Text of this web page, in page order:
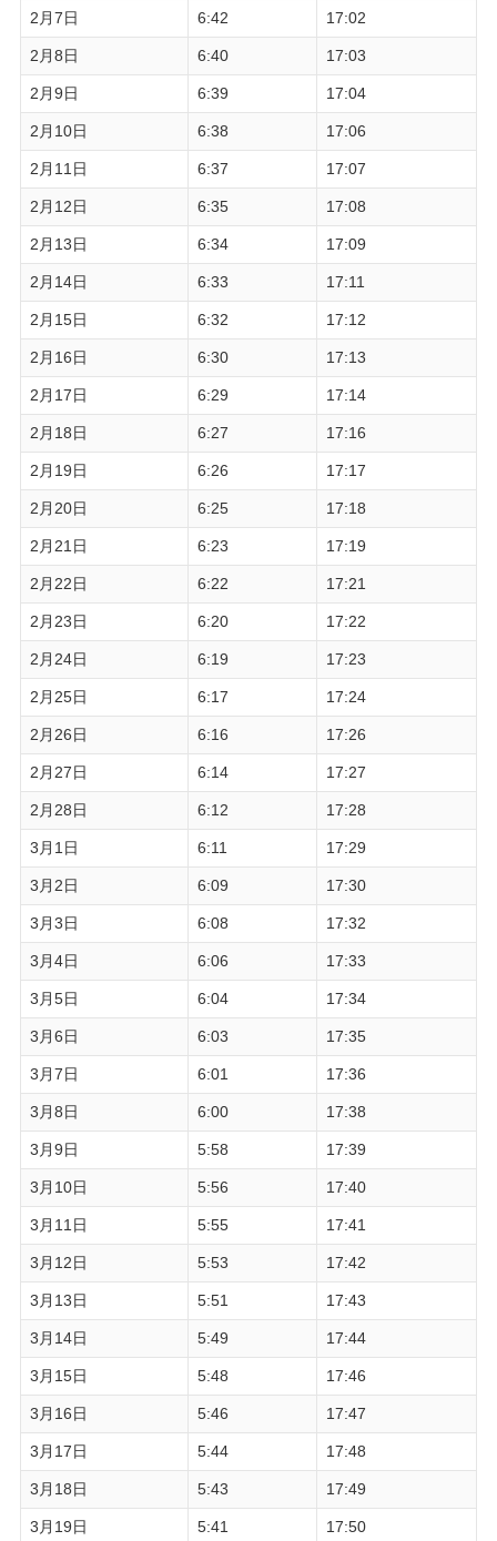
2月7日 6:42 17:02
2月8日 6:40 17:03
2月9日 6:39 17:04
2月10日 6:38 17:06
2月11日 6:37 17:07
2月12日 6:35 17:08
2月13日 6:34 17:09
2月14日 6:33 17:11
2月15日 6:32 17:12
2月16日 6:30 17:13
2月17日 6:29 17:14
2月18日 6:27 17:16
2月19日 6:26 17:17
2月20日 6:25 17:18
2月21日 6:23 17:19
2月22日 6:22 17:21
2月23日 6:20 17:22
2月24日 6:19 17:23
2月25日 6:17 17:24
2月26日 6:16 17:26
2月27日 6:14 17:27
2月28日 6:12 17:28
3月1日 6:11 17:29
3月2日 6:09 17:30
3月3日 6:08 17:32
3月4日 6:06 17:33
3月5日 6:04 17:34
3月6日 6:03 17:35
3月7日 6:01 17:36
3月8日 6:00 17:38
3月9日 5:58 17:39
3月10日 5:56 17:40
3月11日 5:55 17:41
3月12日 5:53 17:42
3月13日 5:51 17:43
3月14日 5:49 17:44
3月15日 5:48 17:46
3月16日 5:46 17:47
3月17日 5:44 17:48
3月18日 5:43 17:49
3月19日 5:41 17:50